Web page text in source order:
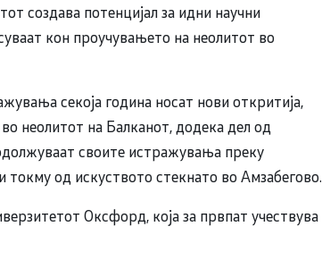
создава потенцијал за идни научни
кон проучувањето на неолитот во
секоја година носат нови откритија,
неолитот на Балканот, додека дел од
своите истражувања преку
од искуството стекнато во Амзабегово.
Оксфорд, која за првпат учествува